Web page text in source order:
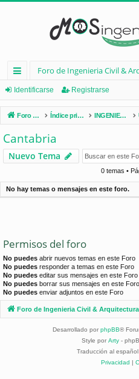
nl
ac
es
rá
pi
d
Foro de Ingenieria Civil &
Identificarse Registrarse
Foro de Ingenieria Civil & Arquitectura Índice principal INGENIERÍA CIVIL (España)
Cantabria
Nuevo Tema
0 temas •
No hay temas o mensajes en este foro.
Permisos del foro
No puedes abrir nuevos temas en este Foro
No puedes responder a temas en este Foro
No puedes editar sus mensajes en este Foro
No puedes borrar sus mensajes en este Foro
No puedes enviar adjuntos en este Foro
Foro de Ingenieria Civil & Arquitectura
Desarrollado por phpBB®
Style por Arty -
Traducción al
Privacidad |